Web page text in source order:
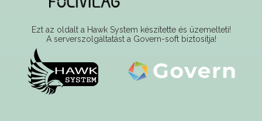
Ezt az oldalt a Hawk System készítette és üzemelteti!